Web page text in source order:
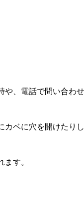
や、電話で問い合わ
カベに穴を開けたり
す。